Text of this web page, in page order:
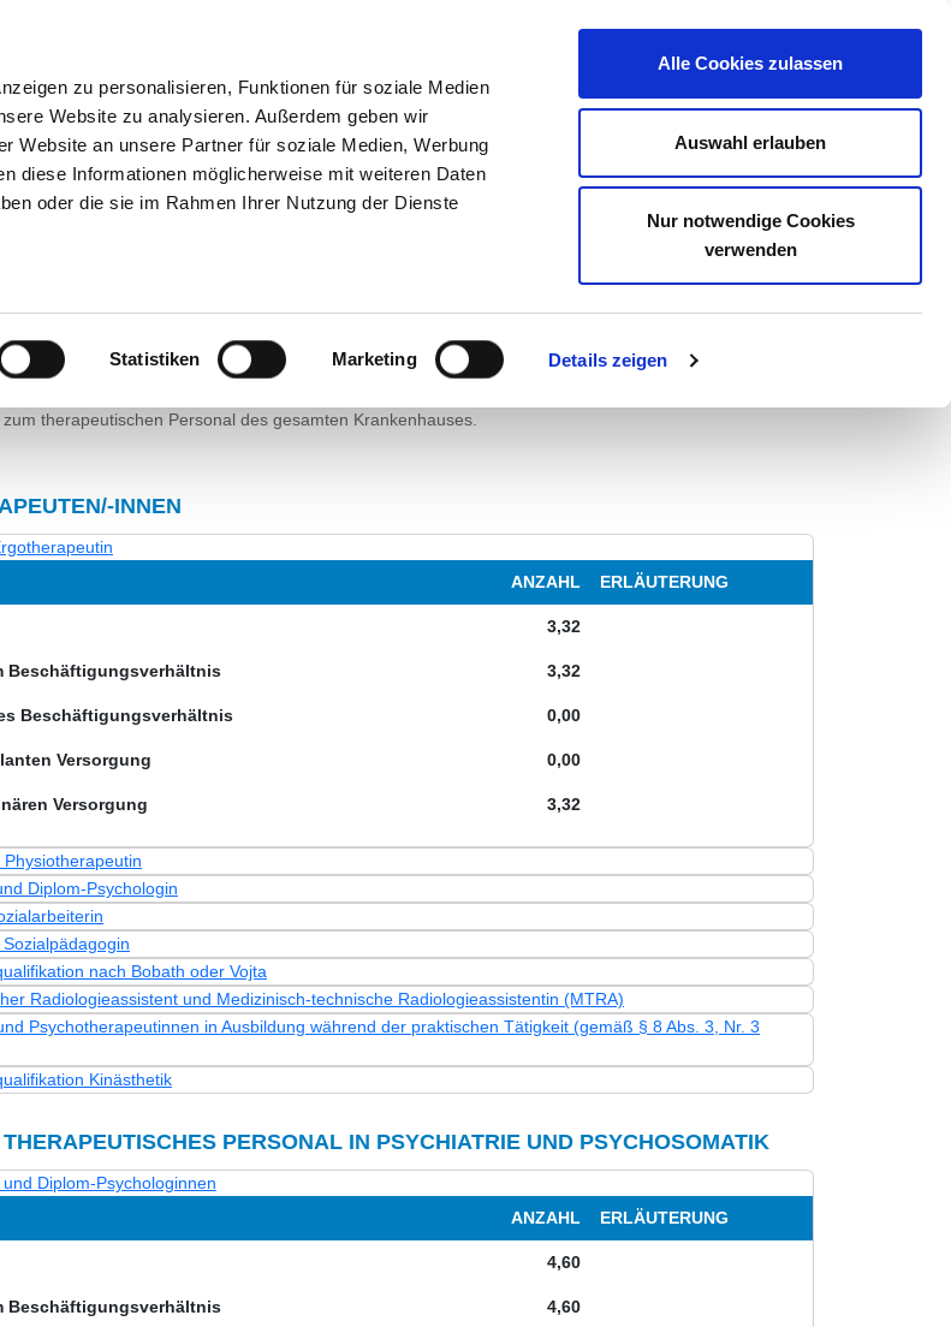
zu personalisieren, Funktionen für soziale Medien
Website zu analysieren. Außerdem geben wir
Website an unsere Partner für soziale Medien, Werbung
diese Informationen möglicherweise mit weiteren Daten
oder die sie im Rahmen Ihrer Nutzung der Dienste
Statistiken Marketing Details zeigen
Alle Cookies zulassen
Auswahl erlauben
Nur notwendige Cookies
verwenden
GEESTHACHT - KRANKENHAUS GEESTHACHT
THERAPEUTISCHES PERSONAL IN PSYCHIATRIE UND
therapeutischen Personal des gesamten Krankenhauses.
INNEN
ANZAHL ERLÄUTERUNG
3,32
Beschäftigungsverhältnis 3,32
Beschäftigungsverhältnis 0,00
Versorgung 0,00
Versorgung 3,32
Diplom-Psychologin
nach Bobath oder Vojta
Radiologieassistent und Medizinisch-technische Radiologieassistentin (MTRA)
Psychotherapeutinnen in Ausbildung während der praktischen Tätigkeit (gemäß § 8 Abs. 3, Nr. 3
Kinästhetik
PERSONAL IN PSYCHIATRIE UND PSYCHOSOMATIK
Diplom-Psychologinnen
ANZAHL ERLÄUTERUNG
4,60
Beschäftigungsverhältnis 4,60